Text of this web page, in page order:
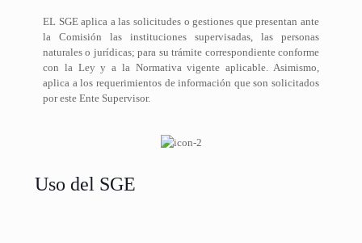
EL SGE aplica a las solicitudes o gestiones que presentan ante
la Comisión las instituciones supervisadas, las personas
naturales o jurídicas; para su trámite correspondiente conforme
con la Ley y a la Normativa vigente aplicable. Asimismo,
aplica a los requerimientos de información que son solicitados
por este Ente Supervisor.
Uso del SGE